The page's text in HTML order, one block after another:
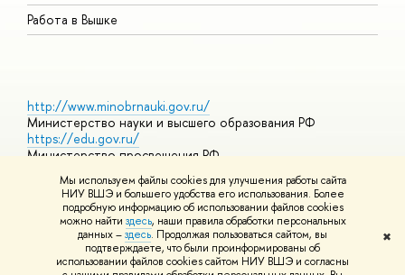
Мы используем файлы cookies для улучшения работы сайта
НИУ ВШЭ и большего удобства его использования. Более
подробную информацию об использовании файлов cookies
можно найти здесь, наши правила обработки персональных
данных –здесь. Продолжая пользоваться сайтом, вы
подтверждаете, что были проинформированы об
использовании файлов cookies сайтом НИУ ВШЭ и согласны
✖
Работа в Вышке
http://www.minobrnauki.gov.ru/
Министерство науки и высшего образования РФ
https://edu.gov.ru/
Министерство просвещения РФ
https://elearning.hse.ru/mooc
Массовые открытые онлайн-курсы
© НИУ ВШЭ 1993–2026 Адреса и контактыУсловия
использования материалов Политика конфиденциальности